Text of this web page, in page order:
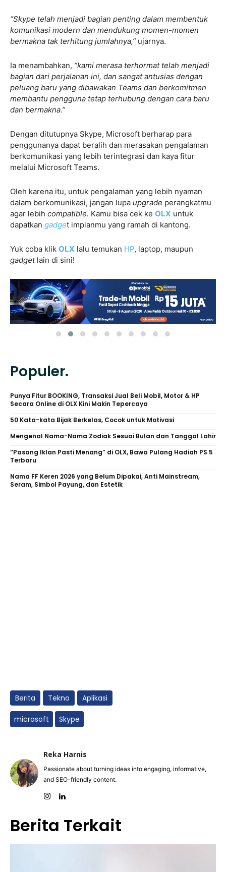
“Skype telah menjadi bagian penting dalam membentuk
komunikasi modern dan mendukung momen-momen
bermakna tak terhitung jumlahnya,” ujarnya.
Ia menambahkan, “kami merasa terhormat telah menjadi
bagian dari perjalanan ini, dan sangat antusias dengan
peluang baru yang dibawakan Teams dan berkomitmen
membantu pengguna tetap terhubung dengan cara baru
dan bermakna.”
Dengan ditutupnya Skype, Microsoft berharap para
penggunanya dapat beralih dan merasakan pengalaman
berkomunikasi yang lebih terintegrasi dan kaya fitur
melalui Microsoft Teams.
Oleh karena itu, untuk pengalaman yang lebih nyaman
dalam berkomunikasi, jangan lupa upgrade perangkatmu
agar lebih compatible. Kamu bisa cek ke OLX untuk
dapatkan gadget impianmu yang ramah di kantong.
Yuk coba klik OLX lalu temukan HP, laptop, maupun
gadgetlain di sini!
Populer.
Punya Fitur BOOKING, Transaksi Jual Beli Mobil, Motor & HP
Secara Online di OLX Kini Makin Tepercaya
50 Kata-kata Bijak Berkelas, Cocok untuk Motivasi
Mengenal Nama-Nama Zodiak Sesuai Bulan dan Tanggal Lahir
“Pasang Iklan Pasti Menang” di OLX, Bawa Pulang Hadiah PS 5
Terbaru
Nama FF Keren 2026 yang Belum Dipakai, Anti Mainstream,
Seram, Simbol Payung, dan Estetik
Berita Tekno Aplikasi
microsoft Skype
Reka Harnis
Passionate about turning ideas into engaging, informative,
and SEO-friendly content.
Berita Terkait